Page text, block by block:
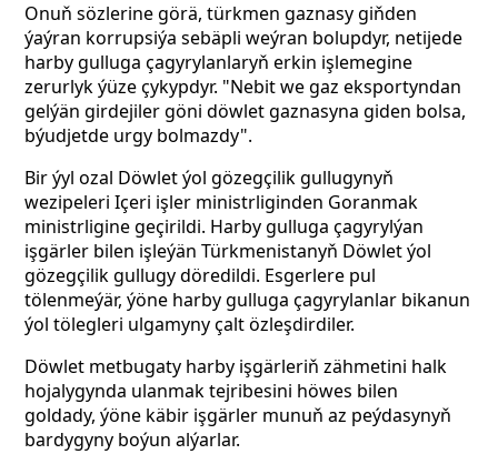
Onuň sözlerine görä, türkmen gaznasy giňden
ýaýran korrupsiýa sebäpli weýran bolupdyr, netijede
harby gulluga çagyrylanlaryň erkin işlemegine
zerurlyk ýüze çykypdyr. "Nebit we gaz eksportyndan
gelýän girdejiler göni döwlet gaznasyna giden bolsa,
býudjetde urgy bolmazdy".
Bir ýyl ozal Döwlet ýol gözegçilik gullugynyň
wezipeleri Içeri işler ministrliginden Goranmak
ministrligine geçirildi. Harby gulluga çagyrylýan
işgärler bilen işleýän Türkmenistanyň Döwlet ýol
gözegçilik gullugy döredildi. Esgerlere pul
tölenmeýär, ýöne harby gulluga çagyrylanlar bikanun
ýol tölegleri ulgamyny çalt özleşdirdiler.
Döwlet metbugaty harby işgärleriň zähmetini halk
hojalygynda ulanmak tejribesini höwes bilen
goldady, ýöne käbir işgärler munuň az peýdasynyň
bardygyny boýun alýarlar.